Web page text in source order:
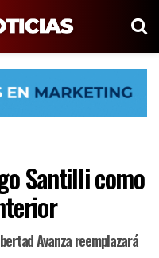
Santilli como
Avanza reemplazará